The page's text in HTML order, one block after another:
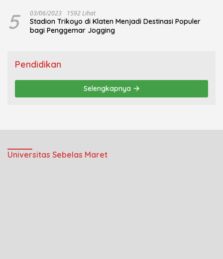
5 03/06/2023 1592 Lihat
Stadion Trikoyo di Klaten Menjadi Destinasi Populer
bagi Penggemar Jogging
Pendidikan
Selengkapnya
Universitas Sebelas Maret